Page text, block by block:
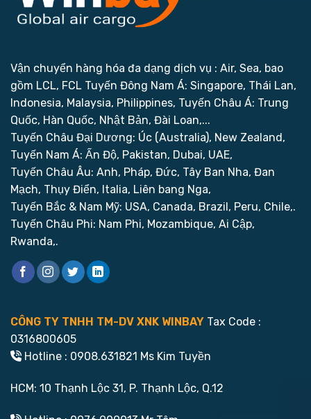
Vận chuyển hàng hóa đa dạng dịch vụ : Air, Sea, bao
gồm LCL, FCL Tuyến Đông Nam Á: Singapore, Thái Lan,
Indonesia, Malaysia, Philippines, Tuyến Châu Á: Trung
Quốc, Hàn Quốc, Nhật Bản, Đài Loan,...
Tuyến Châu Đại Dương: Úc (Australia), New Zealand,
Tuyến Nam Á: Ấn Độ, Pakistan, Dubai, UAE,
Tuyến Châu Âu: Anh, Pháp, Đức, Tây Ban Nha, Đan
Mạch, Thụy Điển, Italia, Liên bang Nga,
Tuyến Bắc & Nam Mỹ: USA, Canada, Brazil, Peru, Chile,.
Tuyến Châu Phi: Nam Phi, Mozambique, Ai Cập,
Rwanda,.
CÔNG TY TNHH TM-DV XNK WINBAY Tax Code :
0316800605
Hotline : 0908.631821 Ms Kim Tuyền
HCM: 10 Thạnh Lộc 31, P. Thạnh Lộc, Q.12